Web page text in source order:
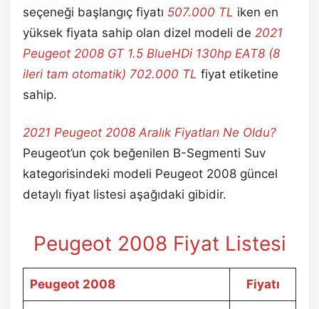
seçeneği başlangıç fiyatı 507.000 TL iken en
yüksek fiyata sahip olan dizel modeli de 2021
Peugeot 2008 GT 1.5 BlueHDi 130hp EAT8 (8
ileri tam otomatik) 702.000 TL fiyat etiketine
sahip.
2021 Peugeot 2008 Aralık Fiyatları Ne Oldu?
Peugeot’un çok beğenilen B-Segmenti Suv
kategorisindeki modeli Peugeot 2008 güncel
detaylı fiyat listesi aşağıdaki gibidir.
Peugeot 2008 Fiyat Listesi
Peugeot 2008 Fiyatı